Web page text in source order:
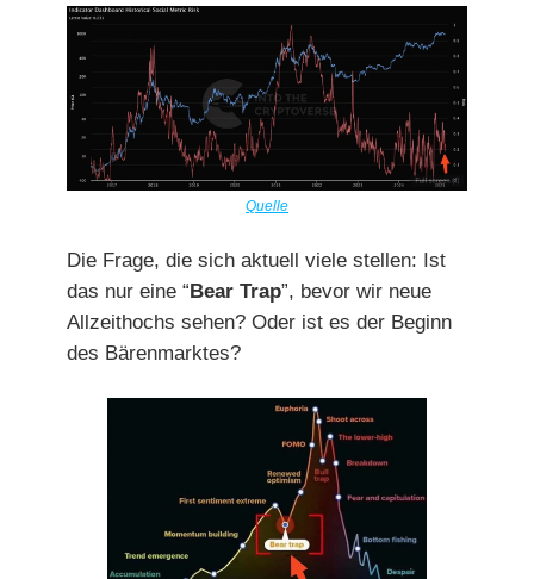
Quelle
Die Frage, die sich aktuell viele stellen: Ist
das nur eine “ Bear Trap”, bevor wir neue
Allzeithochs sehen? Oder ist es der Beginn
des Bärenmarktes?